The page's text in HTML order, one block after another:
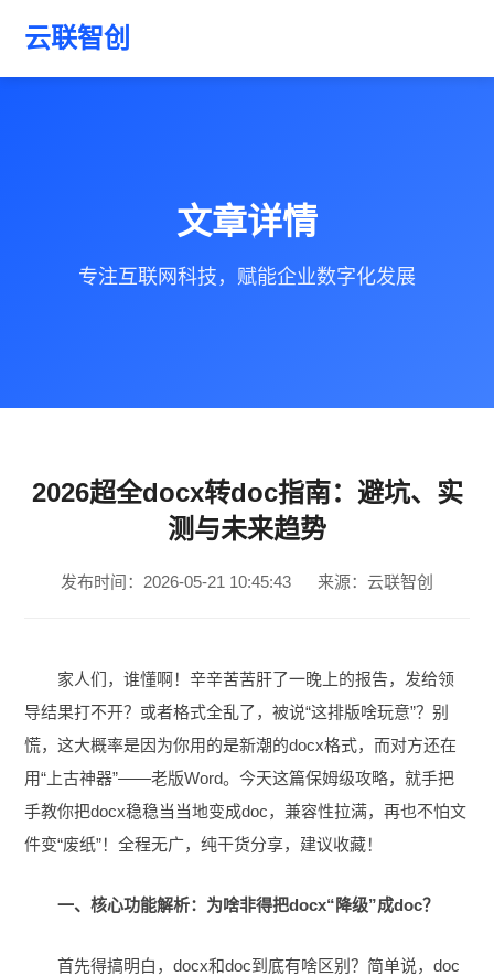
云联智创
文章详情
专注互联网科技，赋能企业数字化发展
2026超全docx转doc指南：避坑、实
测与未来趋势
发布时间：2026-05-21 10:45:43 来源：云联智创
家人们，谁懂啊！辛辛苦苦肝了一晚上的报告，发给领
导结果打不开？或者格式全乱了，被说“这排版啥玩意”？别
慌，这大概率是因为你用的是新潮的docx格式，而对方还在
用“上古神器”——老版Word。今天这篇保姆级攻略，就手把
手教你把docx稳稳当当地变成doc，兼容性拉满，再也不怕文
件变“废纸”！全程无广，纯干货分享，建议收藏！
一、核心功能解析：为啥非得把docx“降级”成doc？
首先得搞明白，docx和doc到底有啥区别？简单说，doc